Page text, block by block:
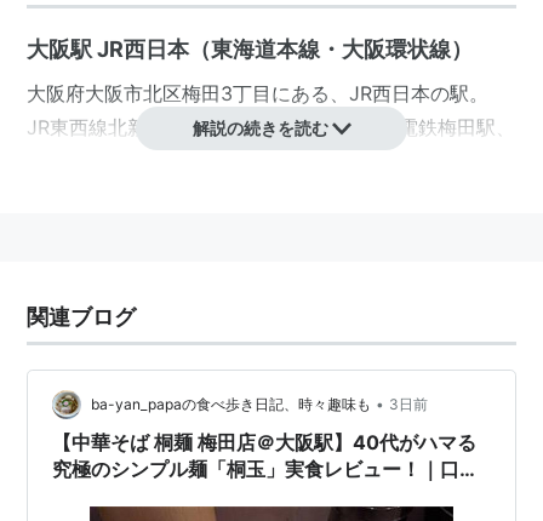
大阪駅 JR西日本（東海道本線・大阪環状線）
大阪府大阪市北区梅田3丁目 にある、JR西日本の駅。
JR東西線北新地駅 、阪急電鉄梅田駅、 阪神電鉄梅田駅、
約240万人で日本第3位であるが、二つの駅の名称が異
なる為、国内はおろか、世界的な知名度も皆無に等し
い。因みに、新幹線との接続駅はJR新大阪駅であり、大
阪駅に新幹線は停車しない。また、関空特急「はる
か」・紀勢線特急「くろしお」も新大阪駅に停車した
後、大阪駅近傍のJR貨物梅田駅（梅田貨物駅、梅田北ヤ
解説の続きを読む
関連ブログ
ba-yan_papaの食べ歩き日記、時々趣味も • 3日前
【中華そば 桐麺 梅田店＠大阪駅】40代がハマる
究極のシンプル麺「桐玉」実食レビュー！｜口コ